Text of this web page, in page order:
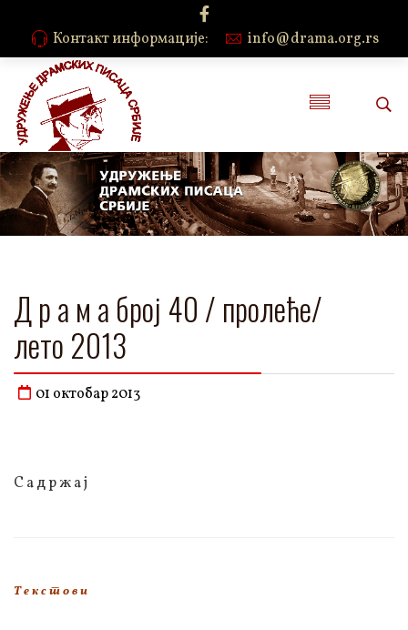
Контакт информације: info@drama.org.rs
Д р а м а број 40 / пролеће/
лето 2013
01 октобар 2013
С а д р ж а ј
Т е к с т о в и